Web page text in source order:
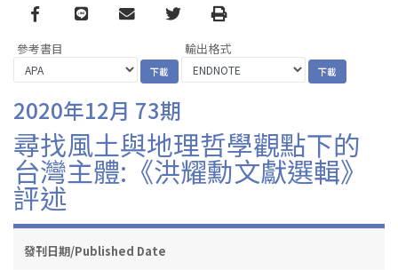
Facebook
line email TwitterPrint
參考書目 輸出格式
2020年12月 73期
尋找風土與地理哲學觀點下的
台灣主體:《洪耀勳文獻選輯》
評述
發刊日期/Published Date